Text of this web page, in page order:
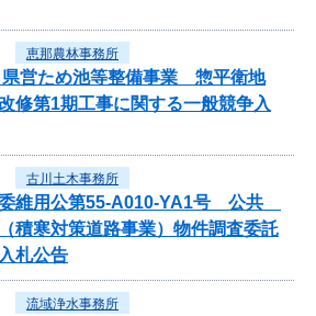
恵那農林事務所
県営ため池等整備事業 惣平衛地
修第1期工事に関する一般競争入
古川土木事務所
委維用公第55-A010-YA1号 公共
積寒対策道路事業）物件調査委託
札公告
流域浄水事務所